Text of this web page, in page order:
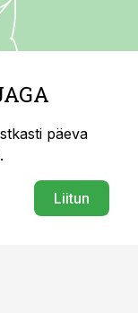
päeva
Liitun